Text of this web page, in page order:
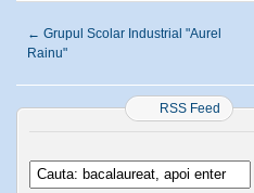
← Grupul Scolar Industrial "Aurel
Rainu"
RSS Feed